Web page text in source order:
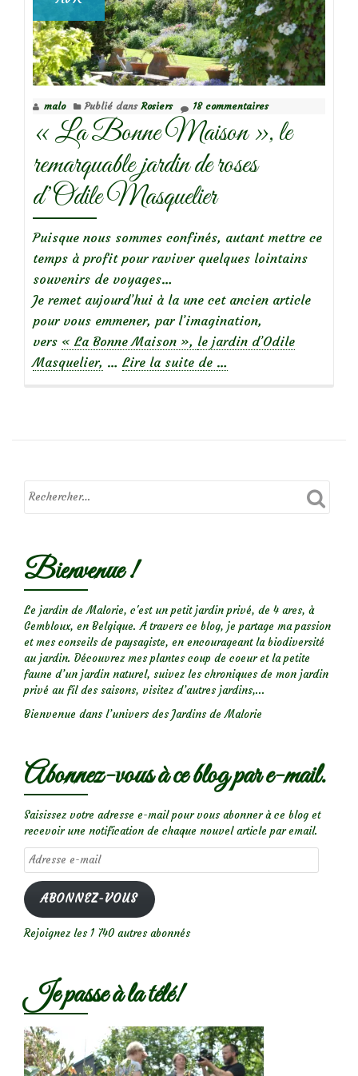
malo Publié dans Rosiers 18 commentaires
« La Bonne Maison », le
remarquable jardin de roses
d’Odile Masquelier
Puisque nous sommes confinés, autant mettre ce
temps à profit pour raviver quelques lointains
souvenirs de voyages…
Je remet aujourd’hui à la une cet ancien article
pour vous emmener, par l’imagination,
vers « La Bonne Maison », le jardin d’Odile
Masquelier, … Lire la suite de
Maison »,
remarquable
…
Bienvenue !
Le jardin de Malorie, c'est un petit jardin privé, de 4 ares, à
Gembloux, en Belgique. A travers ce blog, je partage ma passion
et mes conseils de paysagiste, en encourageant la biodiversité
au jardin. Découvrez mes plantes coup de coeur et la petite
faune d’un jardin naturel, suivez les chroniques de mon jardin
privé au fil des saisons, visitez d’autres jardins,...
Bienvenue dans l’univers des Jardins de Malorie
Abonnez-vous à ce blog par e-mail.
Saisissez votre adresse e-mail pour vous abonner à ce blog et
recevoir une notification de chaque nouvel article par email.
Adresse
e-
mail
ABONNEZ-VOUS
Rejoignez les 1 740 autres abonnés
Je passe à la télé!